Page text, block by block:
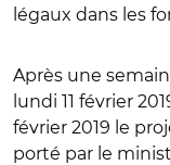
légaux dans les
Après une
lundi 11 février
février 2019 le
porté par le